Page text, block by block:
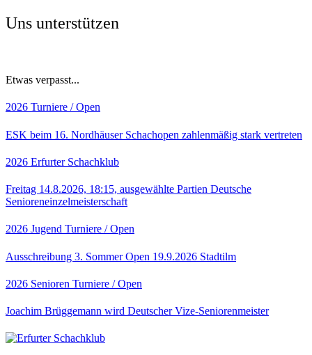
Uns unterstützen
Etwas verpasst...
2026 Turniere / Open
ESK beim 16. Nordhäuser Schachopen zahlenmäßig stark vertreten
2026 Erfurter Schachklub
Freitag 14.8.2026, 18:15, ausgewählte Partien Deutsche
Senioreneinzelmeisterschaft
2026 Jugend Turniere / Open
Ausschreibung 3. Sommer Open 19.9.2026 Stadtilm
2026 Senioren Turniere / Open
Joachim Brüggemann wird Deutscher Vize-Seniorenmeister